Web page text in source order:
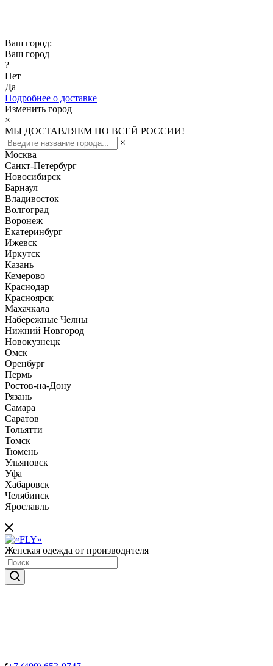
Ваш город:
Ваш город
?
Нет
Да
Подробнее о доставке
Изменить город
×
МЫ ДОСТАВЛЯЕМ ПО ВСЕЙ РОССИИ!
×
Москва
Санкт-Петербург
Новосибирск
Барнаул
Владивосток
Волгоград
Воронеж
Екатеринбург
Ижевск
Иркутск
Казань
Кемерово
Краснодар
Красноярск
Махачкала
Набережные Челны
Нижний Новгород
Новокузнецк
Омск
Оренбург
Пермь
Ростов-на-Дону
Рязань
Самара
Саратов
Тольятти
Томск
Тюмень
Ульяновск
Уфа
Хабаровск
Челябинск
Ярославль
Женская одежда от производителя